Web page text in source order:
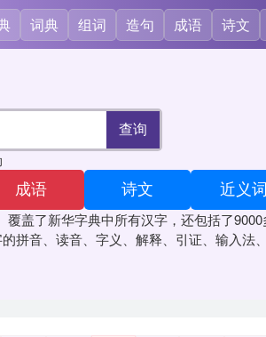
词典 组词 造句 成语 诗文
查询
成语 诗文 近义词
盖了新华字典中所有汉字，还包括了
拼音、读音、字义、解释、引证、输入法